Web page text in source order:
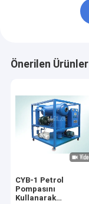
Önerilen Ürünler
CYB-1 Petrol
Pompasını
Kullanarak